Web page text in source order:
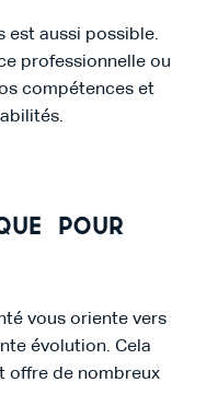
est aussi possible.
professionnelle ou
compétences et
pour
vous oriente vers
évolution. Cela
offre de nombreux